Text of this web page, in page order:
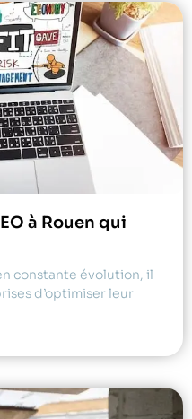
à Rouen qui
constante évolution, il
d’optimiser leur